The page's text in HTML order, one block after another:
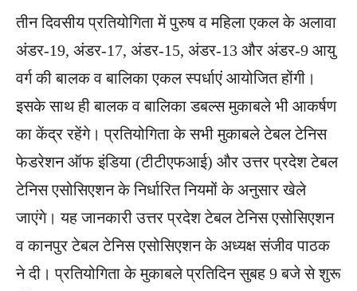
तीन दिवसीय प्रतियोगिता में पुरुष व महिला एकल के अलावा
अंडर-19, अंडर-17, अंडर-15, अंडर-13 और अंडर-9 आयु
वर्ग की बालक व बालिका एकल स्पर्धाएं आयोजित होंगी।
इसके साथ ही बालक व बालिका डबल्स मुकाबले भी आकर्षण
का केंद्र रहेंगे। प्रतियोगिता के सभी मुकाबले टेबल टेनिस
फेडरेशन ऑफ इंडिया (टीटीएफआई) और उत्तर प्रदेश टेबल
टेनिस एसोसिएशन के निर्धारित नियमों के अनुसार खेले
जाएंगे। यह जानकारी उत्तर प्रदेश टेबल टेनिस एसोसिएशन
व कानपुर टेबल टेनिस एसोसिएशन के अध्यक्ष संजीव पाठक
ने दी। प्रतियोगिता के मुकाबले प्रतिदिन सुबह 9 बजे से शुरू